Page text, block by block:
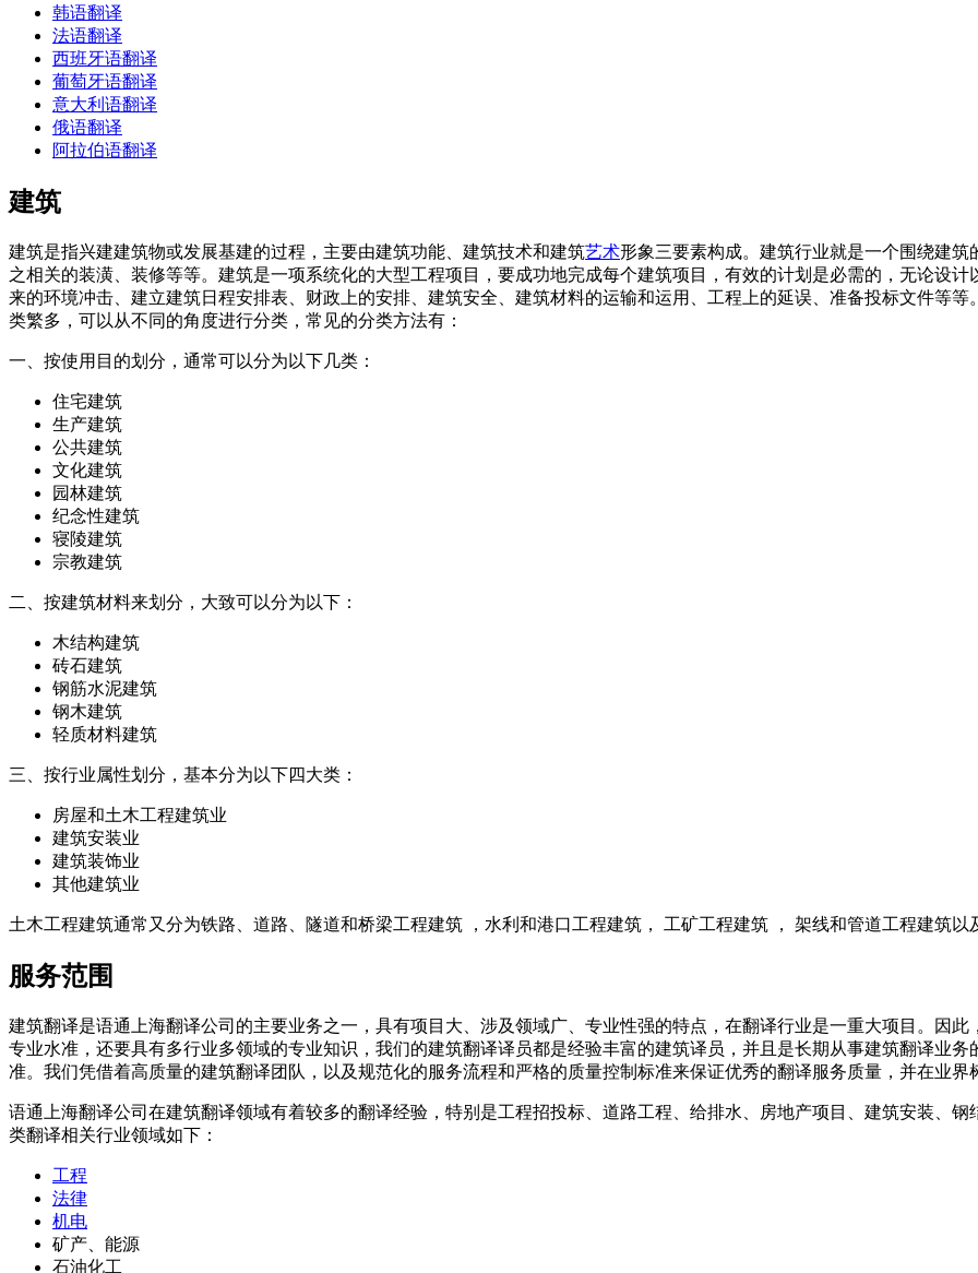
韩语翻译
法语翻译
西班牙语翻译
葡萄牙语翻译
意大利语翻译
俄语翻译
阿拉伯语翻译
建筑
建筑是指兴建建筑物或发展基建的过程，主要由建筑功能、建筑技术和建筑艺术形象三要素构成。建筑行业就是一个围绕建
之相关的装潢、装修等等。建筑是一项系统化的大型工程项目，要成功地完成每个建筑项目，有效的计划是必需的，无论设
来的环境冲击、建立建筑日程安排表、财政上的安排、建筑安全、建筑材料的运输和运用、工程上的延误、准备投标文件等
类繁多，可以从不同的角度进行分类，常见的分类方法有：
一、按使用目的划分，通常可以分为以下几类：
住宅建筑
生产建筑
公共建筑
文化建筑
园林建筑
纪念性建筑
寝陵建筑
宗教建筑
二、按建筑材料来划分，大致可以分为以下：
木结构建筑
砖石建筑
钢筋水泥建筑
钢木建筑
轻质材料建筑
三、按行业属性划分，基本分为以下四大类：
房屋和土木工程建筑业
建筑安装业
建筑装饰业
其他建筑业
土木工程建筑通常又分为铁路、道路、隧道和桥梁工程建筑 ，水利和港口工程建筑， 工矿工程建筑 ， 架线和管道工程建筑以
服务范围
建筑翻译是语通上海翻译公司的主要业务之一，具有项目大、涉及领域广、专业性强的特点，在翻译行业是一重大项目。因
专业水准，还要具有多行业多领域的专业知识，我们的建筑翻译译员都是经验丰富的建筑译员，并且是长期从事建筑翻译业
准。我们凭借着高质量的建筑翻译团队，以及规范化的服务流程和严格的质量控制标准来保证优秀的翻译服务质量，并在业界
语通上海翻译公司在建筑翻译领域有着较多的翻译经验，特别是工程招投标、道路工程、给排水、房地产项目、建筑安装、
类翻译相关行业领域如下：
工程
法律
机电
矿产、能源
石油化工